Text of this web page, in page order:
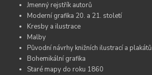
Jmenný rejstřík autorů
Moderní grafika 20. a 21. století
Kresby a ilustrace
Malby
Původní návrhy knižních ilustrací a plakátů
Bohemikální grafika
Staré mapy do roku 1860